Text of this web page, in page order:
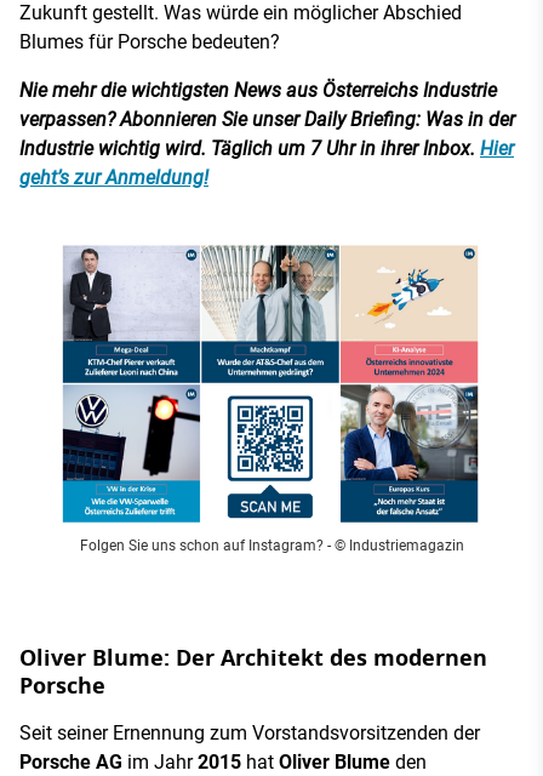
Zukunft gestellt. Was würde ein möglicher Abschied
Blumes für Porsche bedeuten?
Nie mehr die wichtigsten News aus Österreichs Industrie
verpassen? Abonnieren Sie unser Daily Briefing: Was in der
Industrie wichtig wird. Täglich um 7 Uhr in ihrer Inbox. Hier
geht’s zur Anmeldung!
Folgen Sie uns schon auf Instagram?- © Industriemagazin
Oliver Blume: Der Architekt des modernen
Porsche
Seit seiner Ernennung zum Vorstandsvorsitzenden der
Porsche AG im Jahr2015 hat Oliver Blume den